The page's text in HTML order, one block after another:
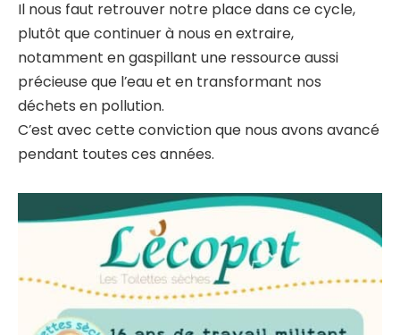
Il nous faut retrouver notre place dans ce cycle,
plutôt que continuer à nous en extraire,
notamment en gaspillant une ressource aussi
précieuse que l’eau et en transformant nos
déchets en pollution.
C’est avec cette conviction que nous avons avancé
pendant toutes ces années.